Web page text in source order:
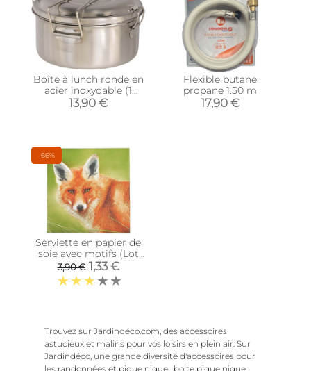
Boîte à lunch ronde en
acier inoxydable (1
compartiment)
13,90 €
Flexible butane
propane 1.50 m
17,90 €
-66%
Serviette en papier de
soie avec motifs (Lot
de 20) (Renard)
3,90 € 1,33 €
Trouvez sur Jardindéco.com, des accessoires
astucieux et malins pour vos loisirs en plein air. Sur
Jardindéco, une grande diversité d'accessoires pour
les randonnées et pique nique : boite pique nique,